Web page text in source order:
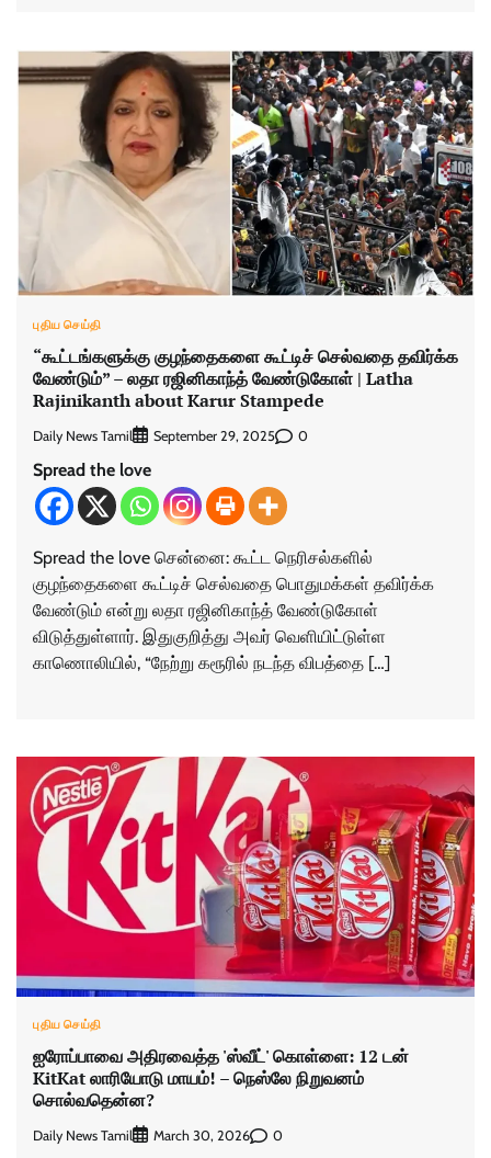
புதிய செய்தி
“கூட்டங்களுக்கு குழந்தைகளை கூட்டிச் செல்வதை தவிர்க்க
வேண்டும்” – லதா ரஜினிகாந்த் வேண்டுகோள் | Latha
Rajinikanth about Karur Stampede
Daily News Tamil September 29, 2025 0
Spread the love
Spread the love சென்னை: கூட்ட நெரிசல்களில்
குழந்தைகளை கூட்டிச் செல்வதை பொதுமக்கள் தவிர்க்க
வேண்டும் என்று லதா ரஜினிகாந்த் வேண்டுகோள்
விடுத்துள்ளார். இதுகுறித்து அவர் வெளியிட்டுள்ள
காணொலியில், “நேற்று கரூரில் நடந்த விபத்தை […]
புதிய செய்தி
ஐரோப்பாவை அதிரவைத்த 'ஸ்வீட்' கொள்ளை: 12 டன்
KitKat லாரியோடு மாயம்! – நெஸ்லே நிறுவனம்
சொல்வதென்ன?
Daily News Tamil March 30, 2026 0